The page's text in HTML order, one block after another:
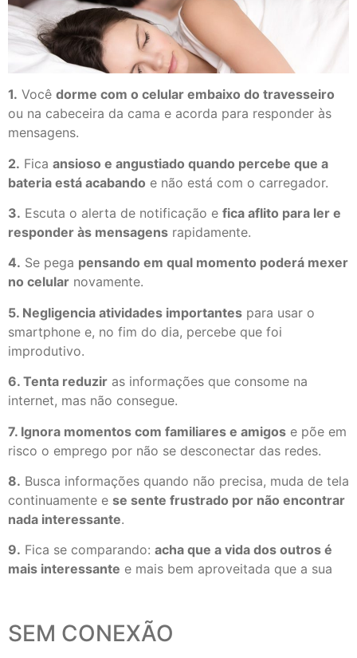
1. Você dorme com o celular embaixo do travesseiro
ou na cabeceira da cama e acorda para responder às
mensagens.
2. Fica ansioso e angustiado quando percebe que a
bateria está acabando e não está com o carregador.
3. Escuta o alerta de notificação e fica aflito para ler e
responder às mensagens rapidamente.
4. Se pega pensando em qual momento poderá mexer
no celular novamente.
5. Negligencia atividades importantes para usar o
smartphone e, no fim do dia, percebe que foi
improdutivo.
6. Tenta reduzir as informações que consome na
internet, mas não consegue.
7. Ignora momentos com familiares e amigos e põe em
risco o emprego por não se desconectar das redes.
8. Busca informações quando não precisa, muda de tela
continuamente e se sente frustrado por não encontrar
nada interessante.
9. Fica se comparando: acha que a vida dos outros é
mais interessante e mais bem aproveitada que a sua
SEM CONEXÃO